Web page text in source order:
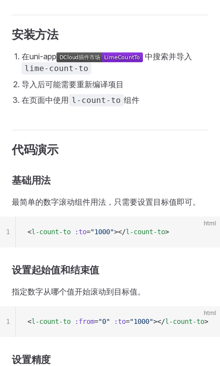
安装方法
在uni-app 中搜索并导入
lime-count-to
导入后可能需要重新编译项目
在页面中使用 l-count-to 组件
代码演示
基础用法
最简单的数字滚动组件用法，只需要设置目标值即可。
html
<l-count-to :to="1000"></l-count-to>
1
设置起始值和结束值
指定数字从哪个值开始滚动到目标值。
html
<l-count-to :from="0" :to="1000"></l-count-to>
1
设置精度